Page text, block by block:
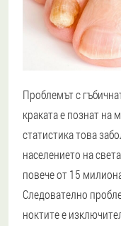
Проблемът с
краката е познат на
статистика това
населението на
повече от 15
Следователно
ноктите е